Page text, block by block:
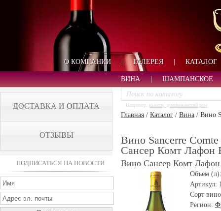
О КОМПАНИИ | ГАЛЕРЕЯ | КАТАЛОГ
ВИНА ШАМПАНСКОЕ
ДОСТАВКА И ОПЛАТА
ОТЗЫВЫ
ПОДПИСАТЬСЯ НА НОВОСТИ
Например: кьянти, доминиканский ром
Главная / Каталог / Вина / Вино
Вино Sancerre
Сансер Комт Лафон
Вино Сансер Комт Лафон
Объем
Артикул:
Сорт
Регион: